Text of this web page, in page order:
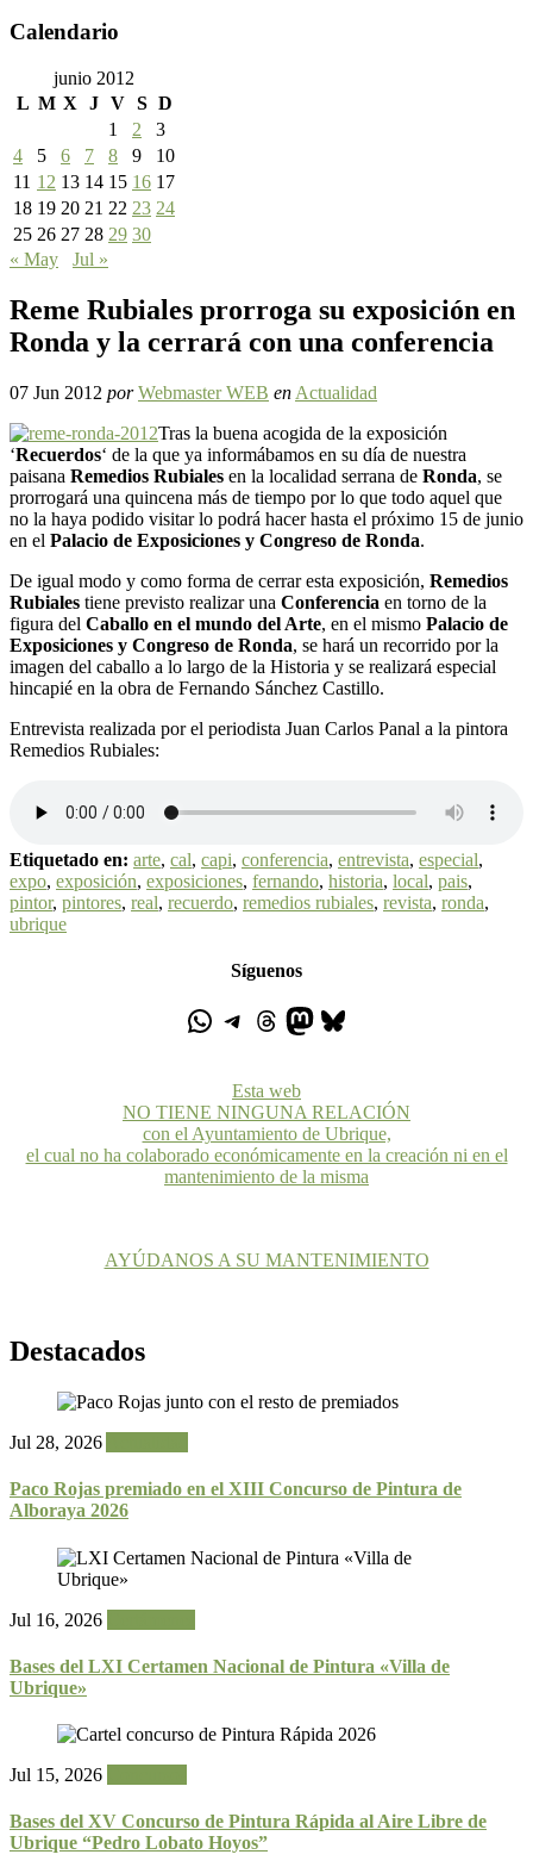
Calendario
junio 2012
L M X J V S D
1
2
3
4
5 6 7 8 9
10
11 12 13 14 15 16 17
18 19 20 21 22 23 24
25 26 27 28 29 30
« May
Jul »
Reme Rubiales prorroga su exposición en
Ronda y la cerrará con una conferencia
07 Jun 2012 por Webmaster WEB en Actualidad
Tras la buena acogida de la exposición
‘Recuerdos‘ de la que ya informábamos en su día de nuestra
paisana Remedios Rubiales en la localidad serrana de Ronda, se
prorrogará una quincena más de tiempo por lo que todo aquel que
no la haya podido visitar lo podrá hacer hasta el próximo 15 de junio
en el Palacio de Exposiciones y Congreso de Ronda.
De igual modo y como forma de cerrar esta exposición, Remedios
Rubiales tiene previsto realizar una Conferencia en torno de la
figura del Caballo en el mundo del Arte, en el mismo Palacio de
Exposiciones y Congreso de Ronda, se hará un recorrido por la
imagen del caballo a lo largo de la Historia y se realizará especial
hincapié en la obra de Fernando Sánchez Castillo.
Entrevista realizada por el periodista Juan Carlos Panal a la pintora
Remedios Rubiales:
Etiquetado en: arte, cal, capi, conferencia, entrevista, especial,
expo, exposición, exposiciones, fernando, historia, local, pais,
pintor, pintores, real, recuerdo, remedios rubiales, revista, ronda,
ubrique
Síguenos
Esta web
NO TIENE NINGUNA RELACIÓN
con el Ayuntamiento de Ubrique,
el cual no ha colaborado económicamente en la creación ni en el
mantenimiento de la misma
AYÚDANOS A SU MANTENIMIENTO
Destacados
Jul 28, 2026
Paco Rojas premiado en el XIII Concurso de Pintura de
Alboraya 2026
Jul 16, 2026
Bases del LXI Certamen Nacional de Pintura «Villa de
Ubrique»
Jul 15, 2026
Bases del XV Concurso de Pintura Rápida al Aire Libre de
Ubrique “Pedro Lobato Hoyos”